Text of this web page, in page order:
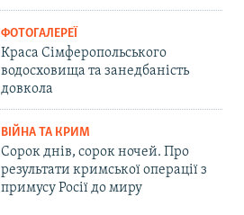
ФОТОГАЛЕРЕЇ
Краса Сімферопольського
водосховища та занедбаність
довкола
ВІЙНА ТА КРИМ
Сорок днів, сорок ночей. Про
результати кримської операції з
примусу Росії до миру